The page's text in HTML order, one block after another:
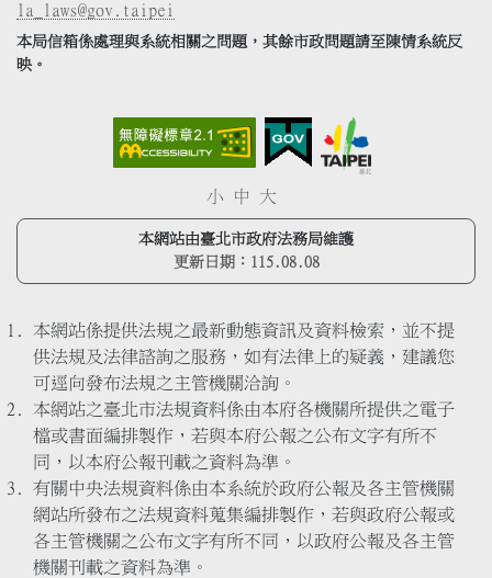
la_laws@gov.taipei
本局信箱係處理與系統相關之問題，其餘市政問題請至陳情系統反
映。
小 中 大
本網站由臺北市政府法務局維護
更新日期： 115.08.08
本網站係提供法規之最新動態資訊及資料檢索，並不提
供法規及法律諮詢之服務，如有法律上的疑義，建議您
可逕向發布法規之主管機關洽詢。
本網站之臺北市法規資料係由本府各機關所提供之電子
檔或書面編排製作，若與本府公報之公布文字有所不
同，以本府公報刊載之資料為準。
有關中央法規資料係由本系統於政府公報及各主管機關
網站所發布之法規資料蒐集編排製作，若與政府公報或
各主管機關之公布文字有所不同，以政府公報及各主管
機關刊載之資料為準。